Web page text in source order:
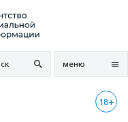
меню
18+